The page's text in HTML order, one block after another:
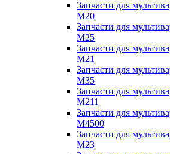
Запчасти для
M20
Запчасти для
M25
Запчасти для
M21
Запчасти для
M35
Запчасти для
M211
Запчасти для
M4500
Запчасти для
M23